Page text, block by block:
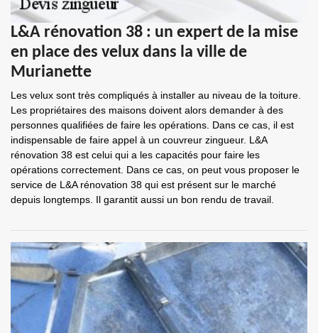
L&A rénovation 38 : un expert de la mise
en place des velux dans la ville de
Murianette
Les velux sont très compliqués à installer au niveau de la toiture.
Les propriétaires des maisons doivent alors demander à des
personnes qualifiées de faire les opérations. Dans ce cas, il est
indispensable de faire appel à un couvreur zingueur. L&A
rénovation 38 est celui qui a les capacités pour faire les
opérations correctement. Dans ce cas, on peut vous proposer le
service de L&A rénovation 38 qui est présent sur le marché
depuis longtemps. Il garantit aussi un bon rendu de travail.